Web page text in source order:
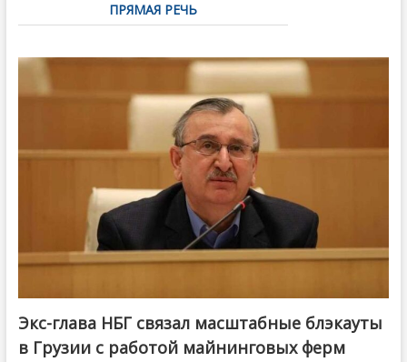
ПРЯМАЯ РЕЧЬ
Экс-глава НБГ связал масштабные блэкауты
в Грузии с работой майнинговых ферм